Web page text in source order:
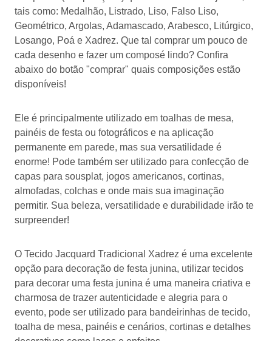
tais como: Medalhão, Listrado, Liso, Falso Liso,
Geométrico, Argolas, Adamascado, Arabesco, Litúrgico,
Losango, Poá e Xadrez. Que tal comprar um pouco de
cada desenho e fazer um composé lindo? Confira
abaixo do botão "comprar" quais composições estão
disponíveis!
Ele é principalmente utilizado em toalhas de mesa,
painéis de festa ou fotográficos e na aplicação
permanente em parede, mas sua versatilidade é
enorme! Pode também ser utilizado para confecção de
capas para sousplat, jogos americanos, cortinas,
almofadas, colchas e onde mais sua imaginação
permitir. Sua beleza, versatilidade e durabilidade irão te
surpreender!
O Tecido Jacquard Tradicional Xadrez é uma excelente
opção para decoração de festa junina, utilizar tecidos
para decorar uma festa junina é uma maneira criativa e
charmosa de trazer autenticidade e alegria para o
evento, pode ser utilizado para bandeirinhas de tecido,
toalha de mesa, painéis e cenários, cortinas e detalhes